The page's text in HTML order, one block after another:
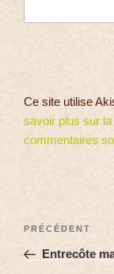
Ce site utilise
savoir plus sur
commentaires
PRÉCÉDENT
Entrecôte